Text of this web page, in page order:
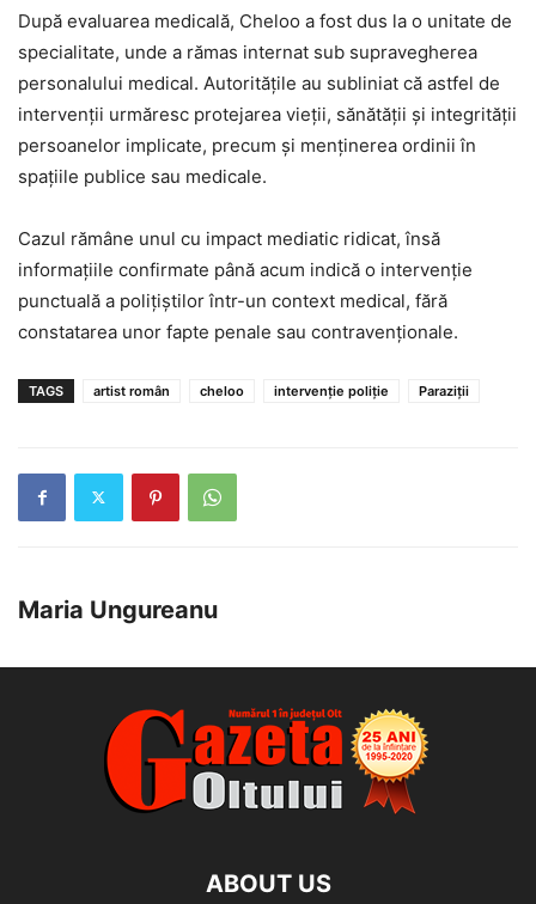
După evaluarea medicală, Cheloo a fost dus la o unitate de
specialitate, unde a rămas internat sub supravegherea
personalului medical. Autoritățile au subliniat că astfel de
intervenții urmăresc protejarea vieții, sănătății și integrității
persoanelor implicate, precum și menținerea ordinii în
spațiile publice sau medicale.
Cazul rămâne unul cu impact mediatic ridicat, însă
informațiile confirmate până acum indică o intervenție
punctuală a polițiștilor într-un context medical, fără
constatarea unor fapte penale sau contravenționale.
TAGS artist român cheloo intervenție poliție Paraziții
Maria Ungureanu
ABOUT US